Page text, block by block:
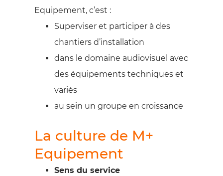
Equipement, c’est :
Superviser et participer à des
chantiers d’installation
dans le domaine audiovisuel avec
des équipements techniques et
variés
au sein un groupe en croissance
La culture de M+
Equipement
Sens du service